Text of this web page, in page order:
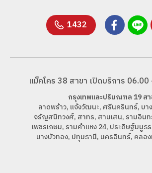
1432
แม็คโคร 38 สาขา เปิดบริการ
กรุงเทพและปริมณฑล 19 สา
ลาดพร้าว, แจ้งวัฒนะ, ศรีนครินทร์, บ
จรัญสนิทวงศ์, สาทร, สามเสน, รามอิน
เพชรเกษม, รามคำแหง 24, ประดิษฐ์มนู
บางบัวทอง, ปทุมธานี, นครอินทร์, คลอ